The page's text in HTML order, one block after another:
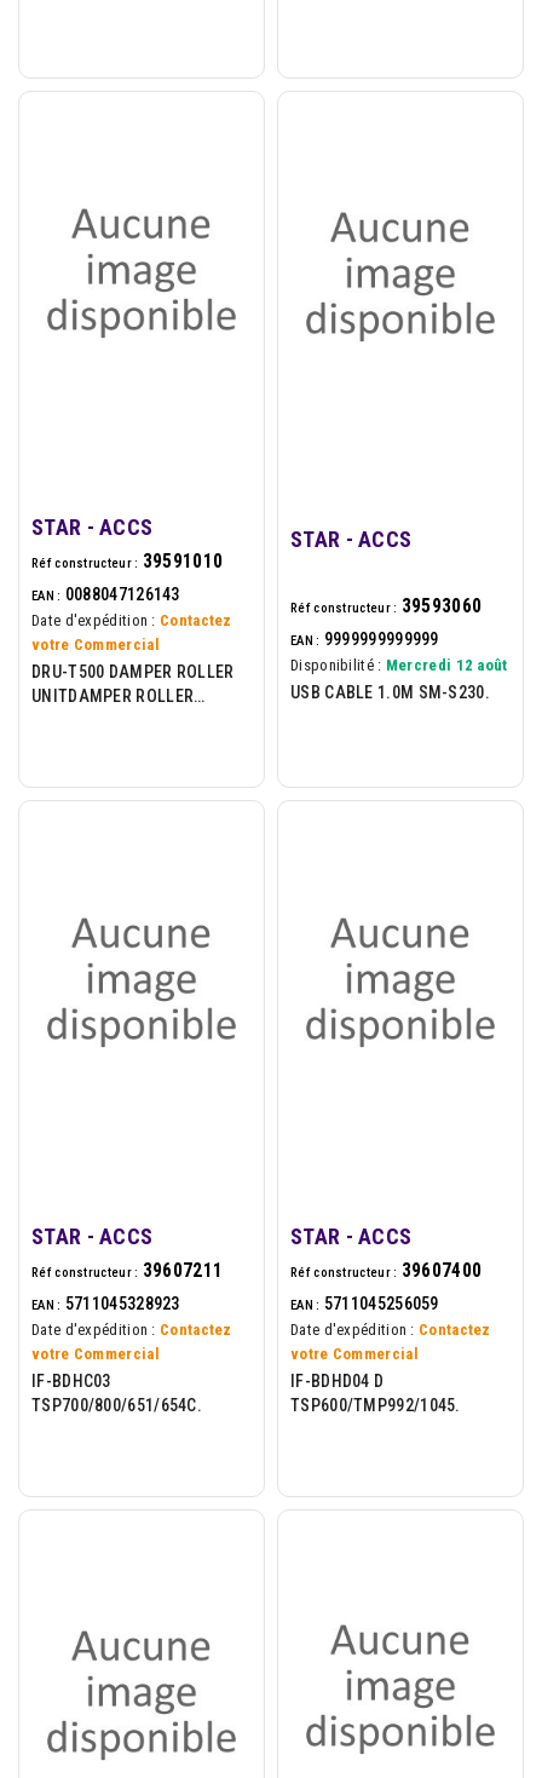
STAR - ACCS
Réf constructeur : 39591010
EAN : 0088047126143
Date d'expédition : Contactez
votre Commercial
DRU-T500 DAMPER ROLLER
UNITDAMPER ROLLER
STAR - ACCS
Réf constructeur : 39593060
EAN : 9999999999999
Disponibilité : Mercredi 12 août
USB CABLE 1.0M SM-S230.
STAR - ACCS
Réf constructeur : 39607211
EAN : 5711045328923
Date d'expédition : Contactez
votre Commercial
IF-BDHC03
TSP700/800/651/654C.
STAR - ACCS
Réf constructeur : 39607400
EAN : 5711045256059
Date d'expédition : Contactez
votre Commercial
IF-BDHD04 D
TSP600/TMP992/1045.